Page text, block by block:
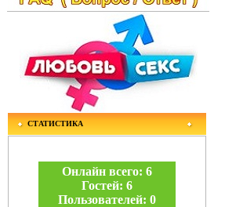
СТАТИСТИКА
Онлайн всего: 6
Гостей: 6
Пользователей: 0